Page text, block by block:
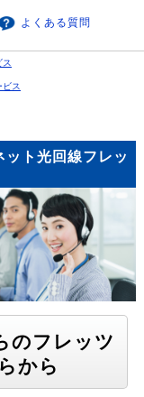
よくある質問
ス
ット光回線フレッ
のフレッツ
から